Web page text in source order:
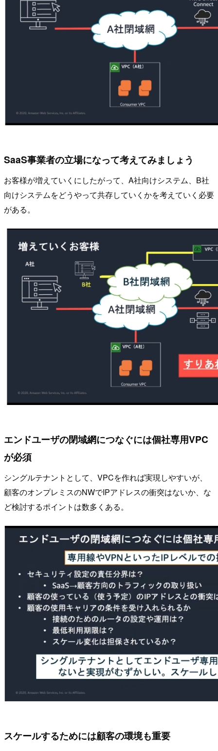
SaaS事業者の立場になって考えてみましょう
お客様が増えていくにしたがって、A社向けシステム、B社
向けシステムをどうやって共存していくかを考えていく必要
がある。
エンドユーザの閉域網につなぐには個社専用VPC
が必須
シングルテナントとして、VPCを作れば実現しやすいが、
顧客のオンプレミスのNWでIPアドレスの衝突はないか、な
ど検討するポイントは数多くある。
スケールするためには顧客の環境も重要